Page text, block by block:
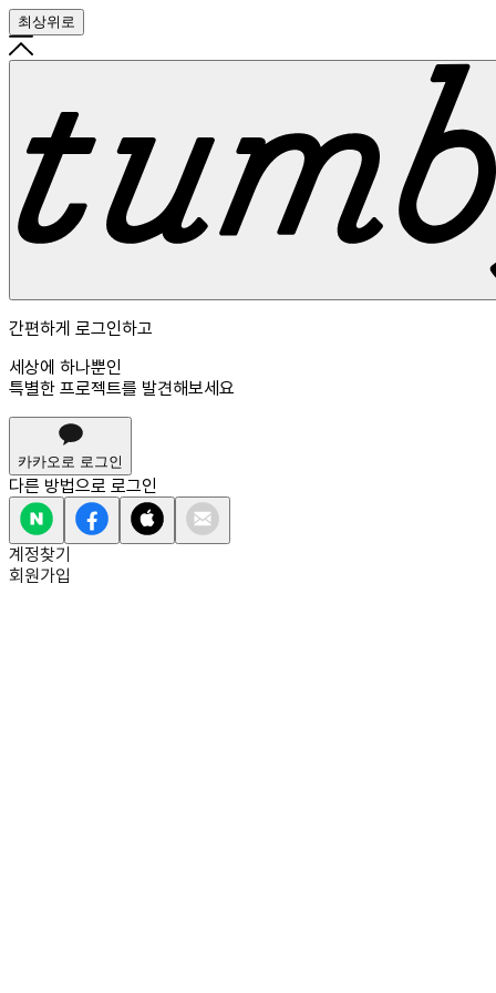
최상위로
간편하게 로그인하고
세상에 하나뿐인
특별한 프로젝트를 발견해보세요
카카오로 로그인
다른 방법으로 로그인
계정찾기
회원가입